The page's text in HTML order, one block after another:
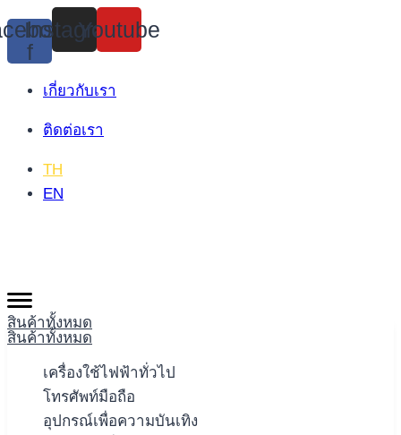
Skip
to
content
f
Instagram
Youtube
เกี่ยวกับเรา
ติดต่อเรา
TH
EN
สินค้าทั้งหมด
สินค้าทั้งหมด
เครื่องใช้ไฟฟ้าทั่วไป
โทรศัพท์มือถือ
อุปกรณ์เพื่อความบันเทิง